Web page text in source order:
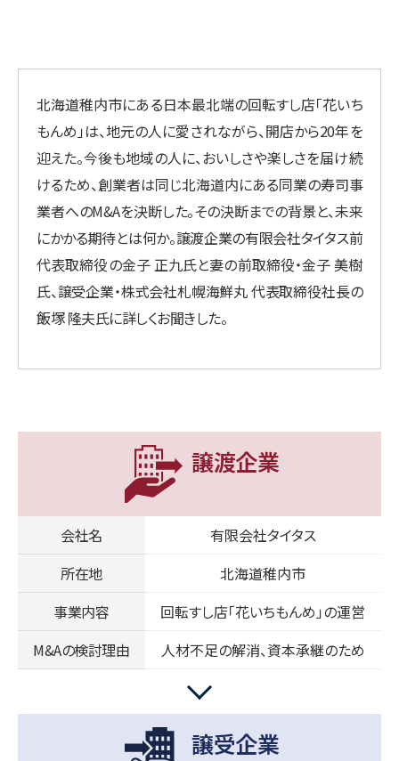
北海道稚内市にある日本最北端の回転すし店「花いち
もんめ」は、地元の人に愛されながら、開店から20年を
迎えた。今後も地域の人に、おいしさや楽しさを届け続
けるため、創業者は同じ北海道内にある同業の寿司事
業者へのM&Aを決断した。その決断までの背景と、未来
にかかる期待とは何か。譲渡企業の有限会社タイタス前
代表取締役の金子 正九氏と妻の前取締役・金子 美樹
氏、譲受企業・株式会社札幌海鮮丸 代表取締役社長の
飯塚 隆夫氏に詳しくお聞きした。
譲渡企業
会社名
有限会社タイタス
所在地
北海道稚内市
事業内容
回転すし店「花いちもんめ」の運営
M&Aの検討理由
人材不足の解消、資本承継のため
譲受企業